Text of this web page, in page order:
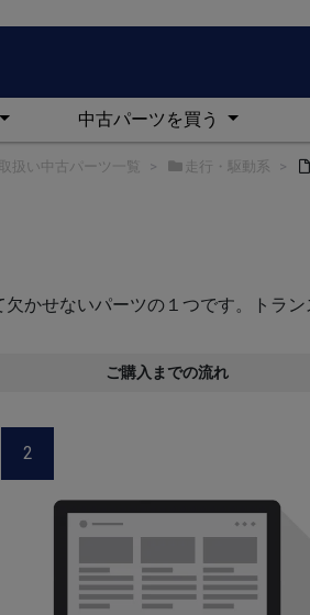
中古パーツを買う
取扱い中古パーツ一覧 走行・駆動系
かせないパーツの１つです。トラ
ご購入までの流れ
2